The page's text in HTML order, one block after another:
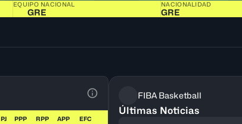
EQUIPO NACIONAL
GRE
NACIONALIDAD
GRE
Ver la leyenda
PJ PPP RPP APP EFC
FIBA Basketball
Últimas Noticias